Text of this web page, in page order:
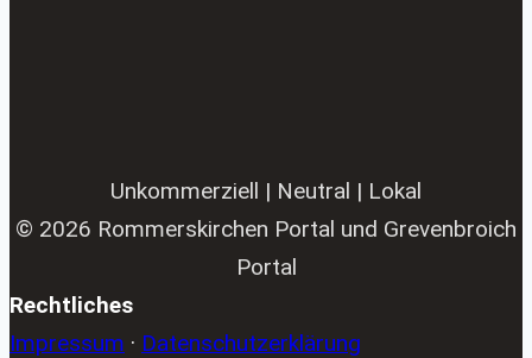
Unkommerziell | Neutral | Lokal
© 2026 Rommerskirchen Portal und Grevenbroich
Portal
Rechtliches
Impressum · Datenschutzerklärung